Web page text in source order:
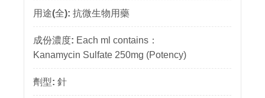
抗微生物用藥
Each ml contains：
Kanamycin Sulfate 250mg (Potency)
針